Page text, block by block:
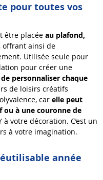
pour toutes vos
être placée au plafond,
, offrant ainsi de
Utilisée seule pour
pour créer une
personnaliser chaque
de loisirs créatifs
car elle peut
à une couronne de
votre décoration. C’est un
à votre imagination.
année